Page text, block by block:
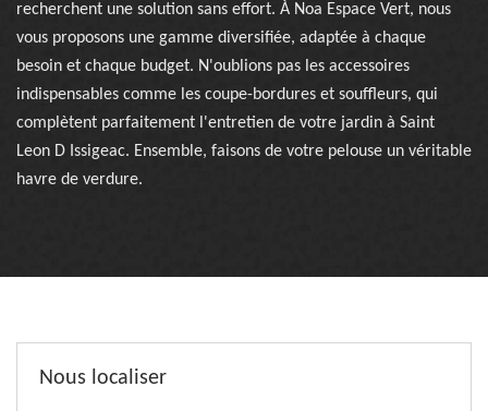
recherchent une solution sans effort. À Noa Espace Vert, nous
vous proposons une gamme diversifiée, adaptée à chaque
besoin et chaque budget. N'oublions pas les accessoires
indispensables comme les coupe-bordures et souffleurs, qui
complètent parfaitement l'entretien de votre jardin à Saint
Leon D Issigeac. Ensemble, faisons de votre pelouse un véritable
havre de verdure.
Nous localiser